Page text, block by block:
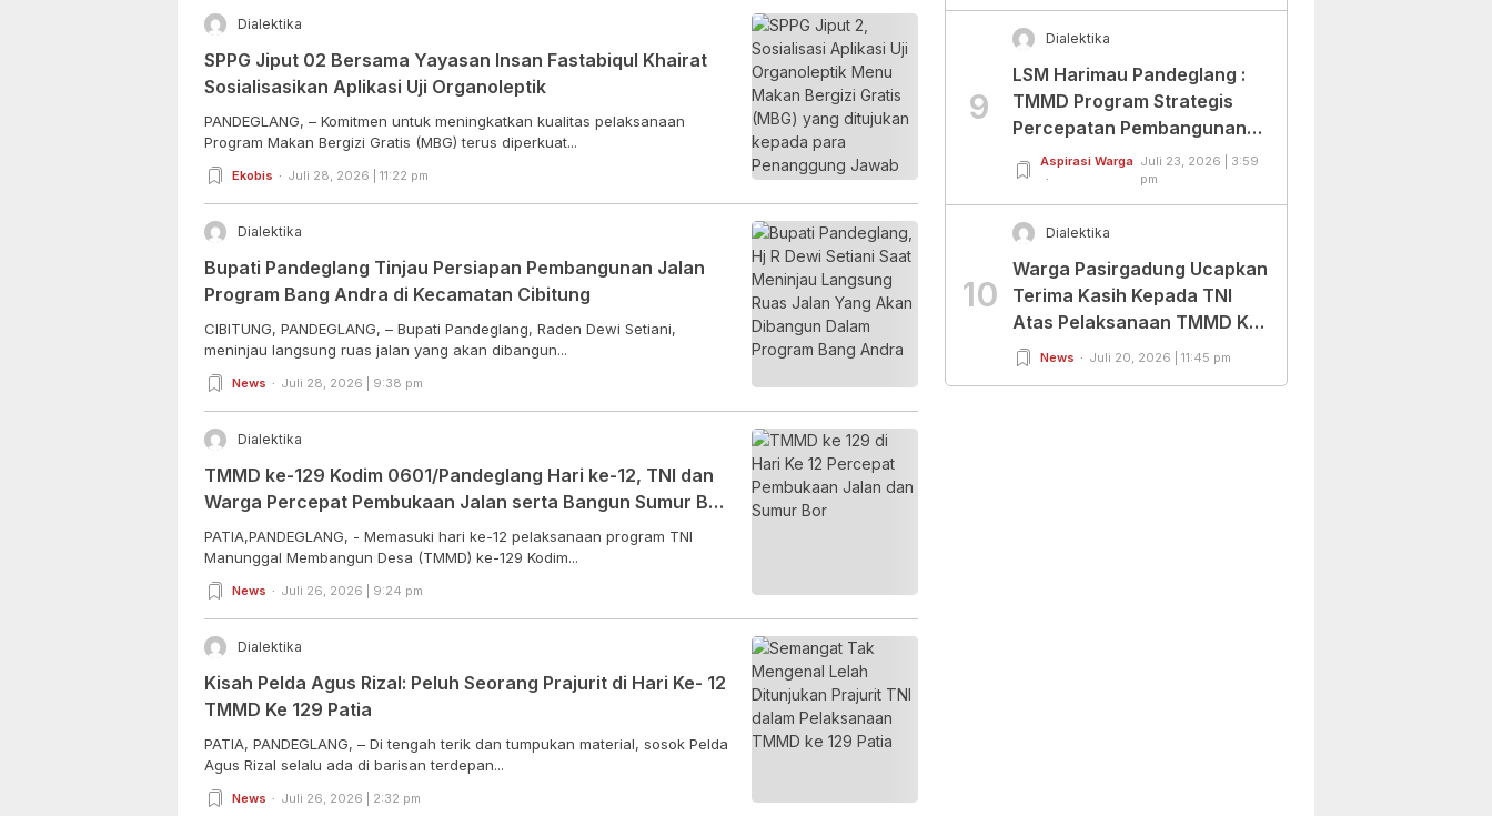
Dialektika
SPPG Jiput 02 Bersama Yayasan Insan Fastabiqul Khairat
Sosialisasikan Aplikasi Uji Organoleptik
PANDEGLANG, – Komitmen untuk meningkatkan kualitas pelaksanaan
Program Makan Bergizi Gratis (MBG) terus diperkuat...
Ekobis Juli 28, 2026 | 11:22 pm
Dialektika
Bupati Pandeglang Tinjau Persiapan Pembangunan Jalan
Program Bang Andra di Kecamatan Cibitung
CIBITUNG, PANDEGLANG, – Bupati Pandeglang, Raden Dewi Setiani,
meninjau langsung ruas jalan yang akan dibangun...
News Juli 28, 2026 | 9:38 pm
Dialektika
TMMD ke-129 Kodim 0601/Pandeglang Hari ke-12, TNI dan
Warga Percepat Pembukaan Jalan serta Bangun Sumur Bor,
Tokoh Masyarakat dan DPRD Beri Apresiasi
PATIA,PANDEGLANG, - Memasuki hari ke-12 pelaksanaan program TNI
Manunggal Membangun Desa (TMMD) ke-129 Kodim...
News Juli 26, 2026 | 9:24 pm
Dialektika
Kisah Pelda Agus Rizal: Peluh Seorang Prajurit di Hari Ke- 12
TMMD Ke 129 Patia
PATIA, PANDEGLANG, – Di tengah terik dan tumpukan material, sosok Pelda
Agus Rizal selalu ada di barisan terdepan...
News Juli 26, 2026 | 2:32 pm
9
Dialektika
LSM Harimau Pandeglang :
TMMD Program Strategis
Percepatan Pembangunan
Infrastruktur di Wilayah
Tertinggal.
Aspirasi Warga Juli 23, 2026 | 3:59
pm
10
Dialektika
Warga Pasirgadung Ucapkan
Terima Kasih Kepada TNI
Atas Pelaksanaan TMMD Ke
– 129News Juli 20, 2026 | 11:45 pm